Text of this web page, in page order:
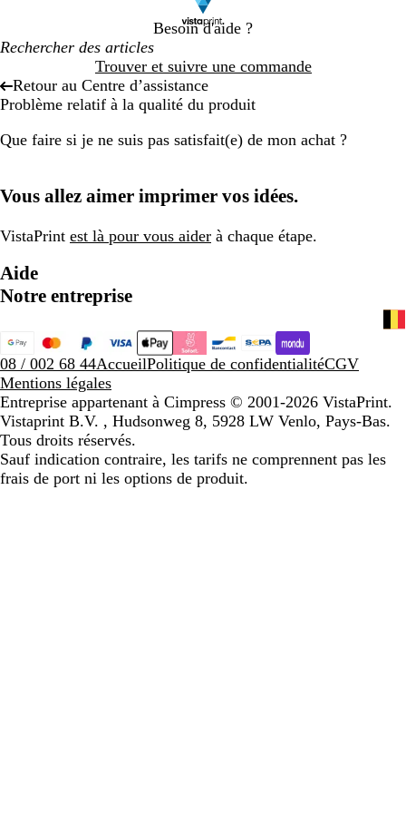
Besoin d'aide ?
Trouver et suivre une commande
Retour au Centre d’assistance
Problème relatif à la qualité du produit
Que faire si je ne suis pas satisfait(e) de mon achat ?
Vous allez aimer imprimer vos idées.
VistaPrint est là pour vous aider à chaque étape.
Aide
Notre entreprise
08 / 002 68 44AccueilPolitique de confidentialitéCGV
Mentions légales
Entreprise appartenant à Cimpress © 2001-2026 VistaPrint.
Vistaprint B.V. , Hudsonweg 8, 5928 LW Venlo, Pays-Bas.
Tous droits réservés.
Sauf indication contraire, les tarifs ne comprennent pas les
frais de port ni les options de produit.